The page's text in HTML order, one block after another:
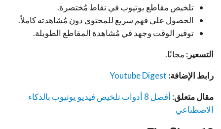
تلخيص مقاطع يوتيوب في نقاط مُختصرة.
الحصول على فهم سريع للمحتوى دون مُشاهدته كاملاً.
توفير الوقت وجهد في مُشاهدة المقاطع الطويلة.
التسعير: مجانًا.
رابط الإضافة: Youtube Digest
مقال متعلق:
أفضل 8 أدوات تلخيص فيديو يوتيوب بالذكاء
الاصطناعي